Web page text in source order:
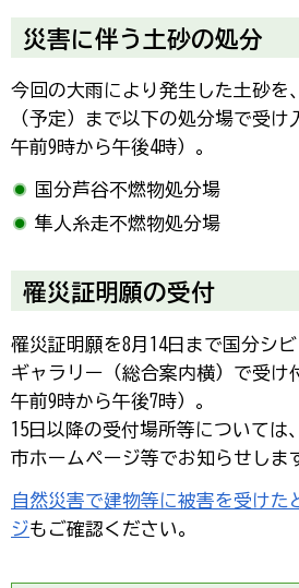
災害に伴う土砂の処分
今回の大雨により発生した土砂を
（予定）まで以下の処分場で受け
午前9時から午後4時）。
国分芦谷不燃物処分場
隼人糸走不燃物処分場
罹災証明願の受付
罹災証明願を8月14日まで国分シ
ギャラリー（総合案内横）で受け
午前9時から午後7時）。
15日以降の受付場所等については
市ホームページ等でお知らせしま
自然災害で建物等に被害を受けた
ジもご確認ください。